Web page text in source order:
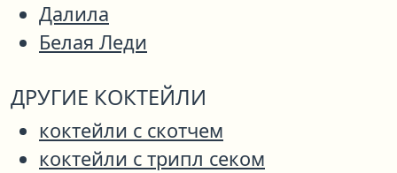
Далила
Белая Леди
ДРУГИЕ КОКТЕЙЛИ
коктейли с скотчем
коктейли с трипл секом